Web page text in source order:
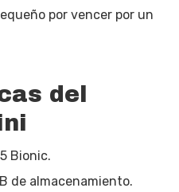
por vencer por un
del
Bionic.
de almacenamiento.